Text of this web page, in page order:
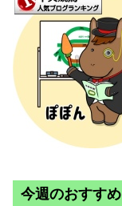
今週のおすすめ